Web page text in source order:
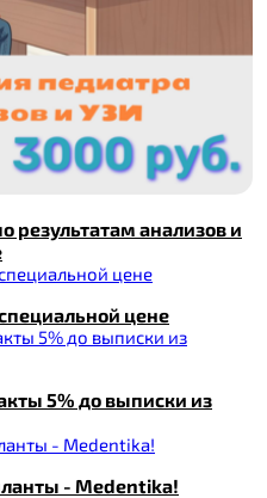
результатам анализов и
цене
5% до выписки из
- Medentika!